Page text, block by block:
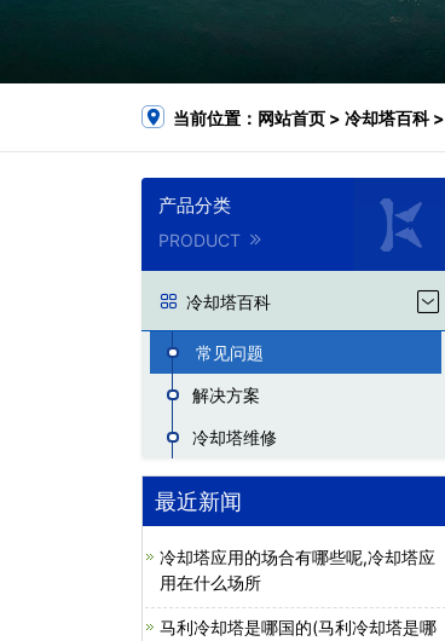
当前位置： 网站首页 > 冷却塔百科>
产品分类
PRODUCT
冷却塔百科
常见问题
解决方案
冷却塔维修
最近新闻
冷却塔应用的场合有哪些呢,冷却塔应
用在什么场所
马利冷却塔是哪国的(马利冷却塔是哪